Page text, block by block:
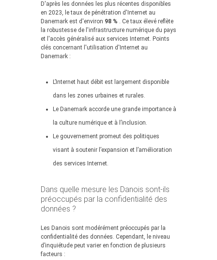
D'après les données les plus récentes disponibles
en 2023, le taux de pénétration d'Internet au
Danemark est d'environ 98 % . Ce taux élevé reflète
la robustesse de l'infrastructure numérique du pays
et l'accès généralisé aux services Internet. Points
clés concernant l'utilisation d'Internet au
Danemark :
L’Internet haut débit est largement disponible
dans les zones urbaines et rurales.
Le Danemark accorde une grande importance à
la culture numérique et à l’inclusion.
Le gouvernement promeut des politiques
visant à soutenir l’expansion et l’amélioration
des services Internet.
Dans quelle mesure les Danois sont-ils
préoccupés par la confidentialité des
données ?
Les Danois sont modérément préoccupés par la
confidentialité des données. Cependant, le niveau
d’inquiétude peut varier en fonction de plusieurs
facteurs :